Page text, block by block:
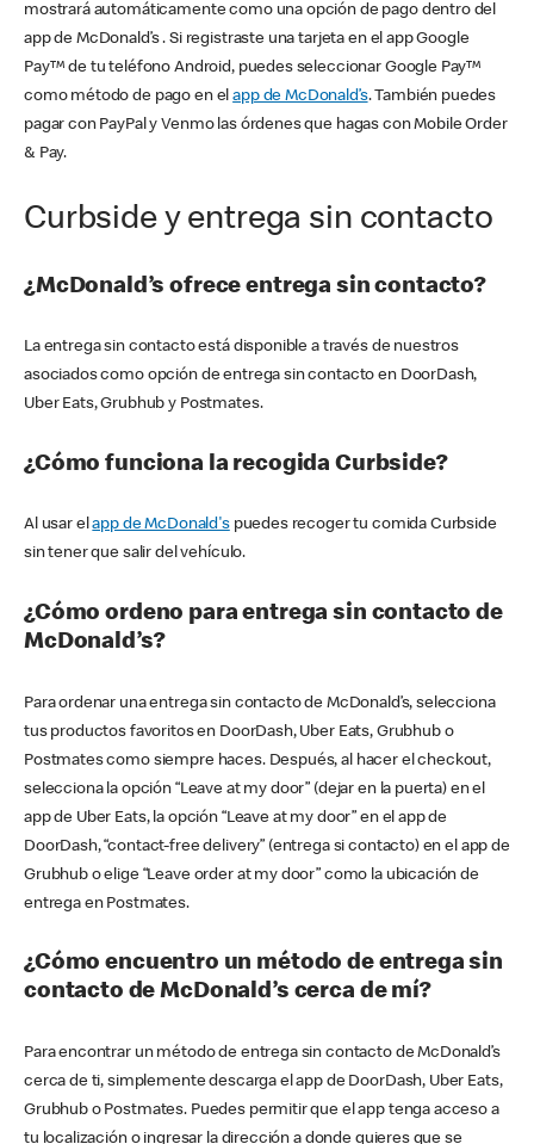
mostrará automáticamente como una opción de pago dentro del
app de McDonald’s . Si registraste una tarjeta en el app Google
Pay™ de tu teléfono Android, puedes seleccionar Google Pay™
como método de pago en elapp de McDonald’s. También puedes
pagar con PayPal y Venmo las órdenes que hagas con Mobile Order
& Pay.
Curbside y entrega sin contacto
¿McDonald’s ofrece entrega sin contacto?
La entrega sin contacto está disponible a través de nuestros
asociados como opción de entrega sin contacto en DoorDash,
Uber Eats, Grubhub y Postmates.
¿Cómo funciona la recogida Curbside?
Al usar elapp de McDonald'spuedes recoger tu comida Curbside
sin tener que salir del vehículo.
¿Cómo ordeno para entrega sin contacto de
McDonald’s?
Para ordenar una entrega sin contacto de McDonald’s, selecciona
tus productos favoritos en DoorDash, Uber Eats, Grubhub o
Postmates como siempre haces. Después, al hacer el checkout,
selecciona la opción “Leave at my door” (dejar en la puerta) en el
app de Uber Eats, la opción “Leave at my door” en el app de
DoorDash, “contact-free delivery” (entrega si contacto) en el app de
Grubhub o elige “Leave order at my door” como la ubicación de
entrega en Postmates.
¿Cómo encuentro un método de entrega sin
contacto de McDonald’s cerca de mí?
Para encontrar un método de entrega sin contacto de McDonald’s
cerca de ti, simplemente descarga el app de DoorDash, Uber Eats,
Grubhub o Postmates. Puedes permitir que el app tenga acceso a
tu localización o ingresar la dirección a donde quieres que se